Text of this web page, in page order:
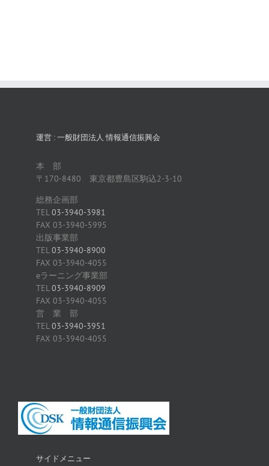
運営 : 一般財団法人 情報通信振興会
本 部
〒170-8480 東京都豊島区駒込2-3-10
総務企画部
TEL03-3940-3981
FAX 03-3940-5995
出版事業部
TEL03-3940-8900
FAX 03-3940-4055
eラーニング事業部
TEL03-3940-8909
FAX 03-3940-4055
営 業 部
TEL03-3940-3951
FAX 03-3940-4055
サイドメニュー